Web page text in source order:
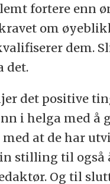
fortere enn
om
dem.
det.
det positive
i helga med å
at de har
stilling til også
Og til